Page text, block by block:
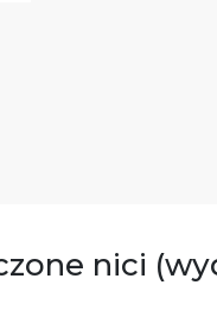
nici